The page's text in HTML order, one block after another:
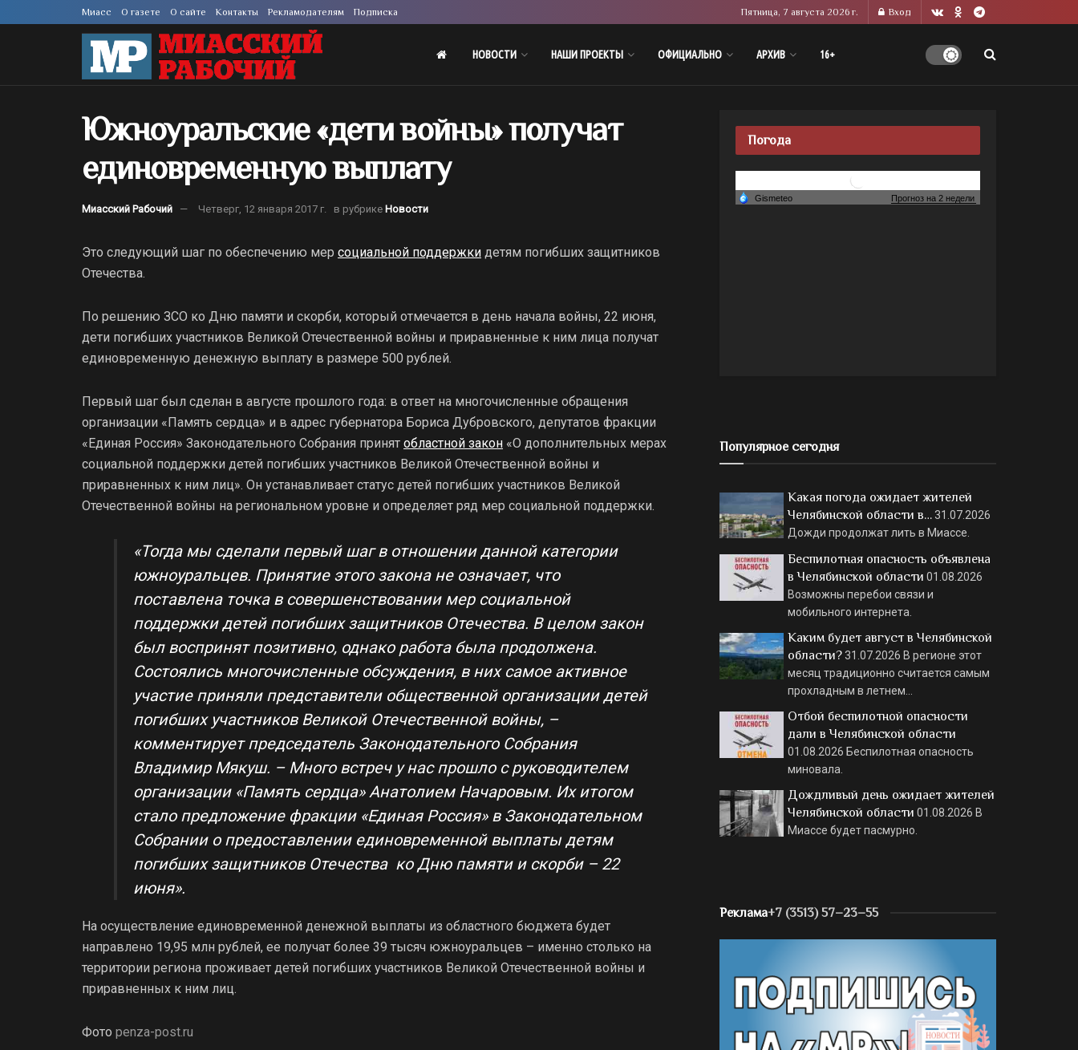
Миасс О газете О сайте Контакты Рекламодателям Подписка Пятница, 7 августа 2026 г. Вход
НОВОСТИ НАШИ ПРОЕКТЫ ОФИЦИАЛЬНО АРХИВ 16+
Южноуральские «дети войны» получат
единовременную выплату
Миасский Рабочий Четверг, 12 января 2017 г. в рубрике Новости
Это следующий шаг по обеспечению мер социальной поддержки детям погибших защитников
Отечества.
По решению ЗСО ко Дню памяти и скорби, который отмечается в день начала войны, 22 июня,
дети погибших участников Великой Отечественной войны и приравненные к ним лица получат
единовременную денежную выплату в размере 500 рублей.
Первый шаг был сделан в августе прошлого года: в ответ на многочисленные обращения
организации «Память сердца» и в адрес губернатора Бориса Дубровского, депутатов фракции
«Единая Россия» Законодательного Собрания принят областной закон «О дополнительных мерах
социальной поддержки детей погибших участников Великой Отечественной войны и
приравненных к ним лиц». Он устанавливает статус детей погибших участников Великой
Отечественной войны на региональном уровне и определяет ряд мер социальной поддержки.
«Тогда мы сделали первый шаг в отношении данной категории
южноуральцев. Принятие этого закона не означает, что
поставлена точка в совершенствовании мер социальной
поддержки детей погибших защитников Отечества. В целом закон
был воспринят позитивно, однако работа была продолжена.
Состоялись многочисленные обсуждения, в них самое активное
участие приняли представители общественной организации детей
погибших участников Великой Отечественной войны, –
комментирует председатель Законодательного Собрания
Владимир Мякуш. –Много встреч у нас прошло с руководителем
организации «Память сердца» Анатолием Начаровым. Их итогом
стало предложение фракции «Единая Россия» в Законодательном
Собрании о предоставлении единовременной выплаты детям
погибших защитников Отечества ко Дню памяти и скорби – 22
июня».
На осуществление единовременной денежной выплаты из областного бюджета будет
направлено 19,95 млн рублей, ее получат более 39 тысяч южноуральцев – именно столько на
территории региона проживает детей погибших участников Великой Отечественной войны и
приравненных к ним лиц.
Фото penza-post.ru
Погода
Популярное сегодня
Какая погода ожидает жителей
Челябинской области в…31.07.2026
Дожди продолжат лить в Миассе.
Беспилотная опасность объявлена
в Челябинской области 01.08.2026
Возможны перебои связи и
мобильного интернета.
Каким будет август в Челябинской
области?31.07.2026 В регионе этот
месяц традиционно считается самым
прохладным в летнем…
Отбой беспилотной опасности
дали в Челябинской области
01.08.2026 Беспилотная опасность
миновала.
Дождливый день ожидает жителей
Челябинской области 01.08.2026 В
Миассе будет пасмурно.
Реклама+7 (3513) 57–23–55